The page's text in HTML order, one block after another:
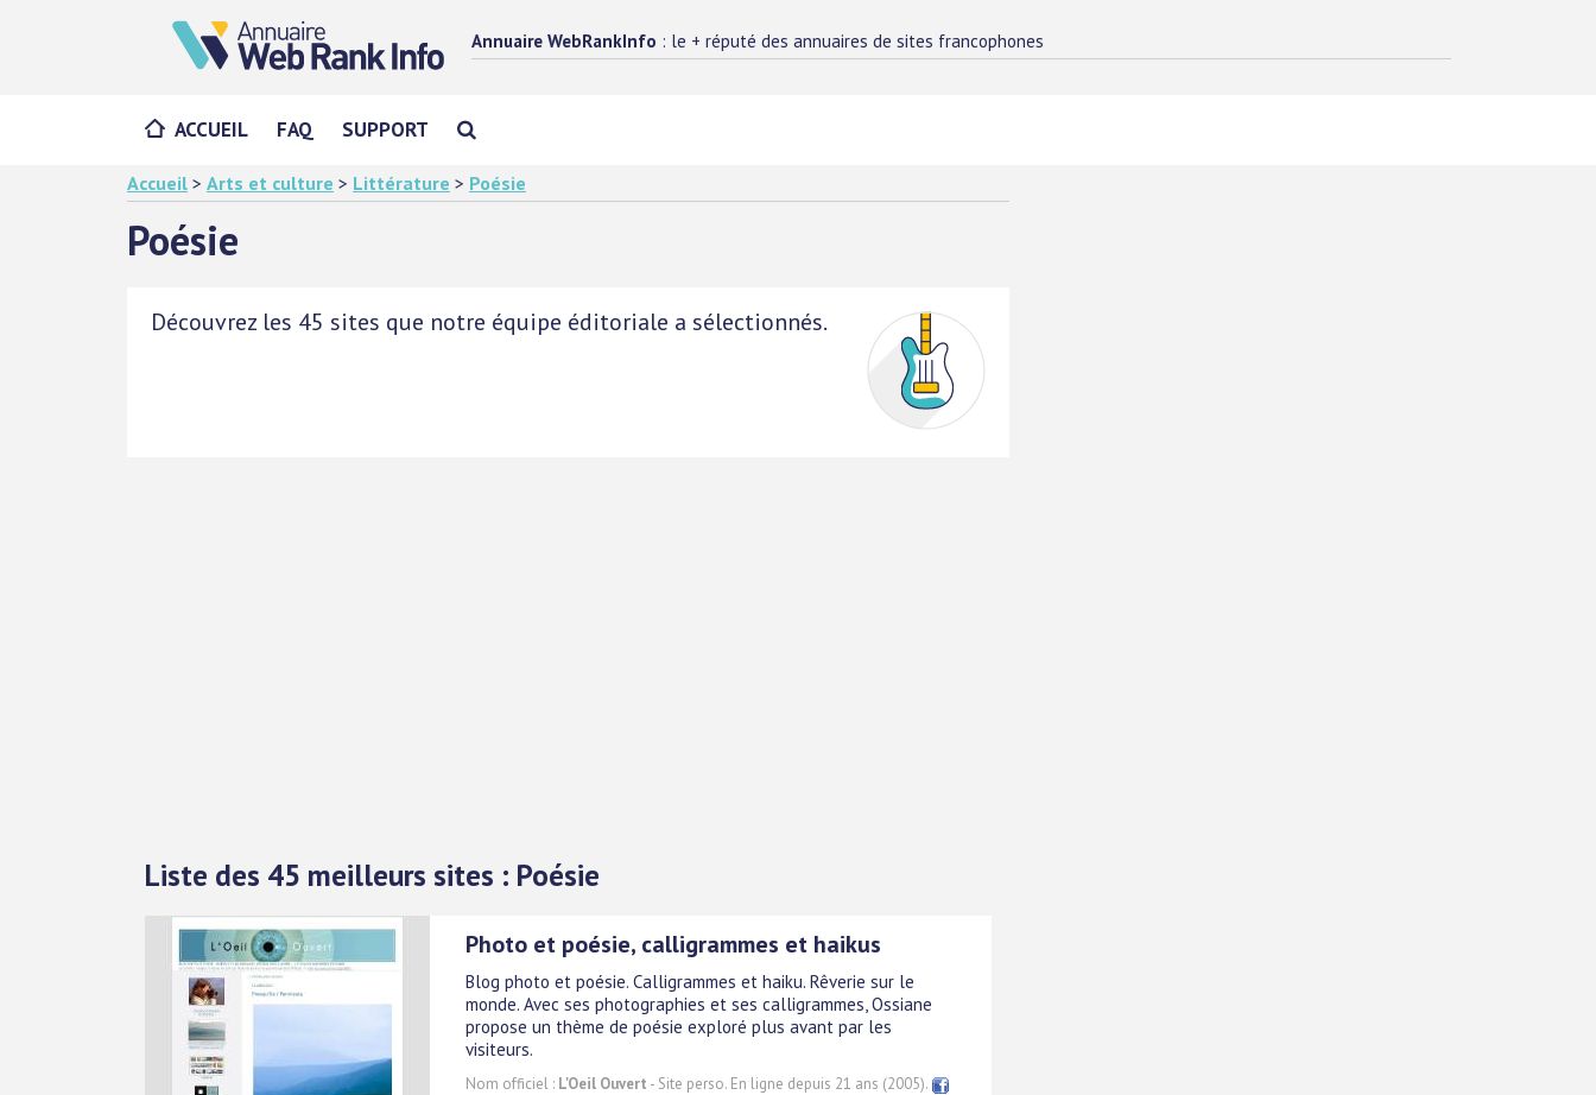
Annuaire WebRankInfo : le + réputé des annuaires de sites francophones
ACCUEIL FAQ SUPPORT
Accueil > Arts et culture > Littérature > Poésie
Poésie
Découvrez les 45 sites que notre équipe éditoriale a sélectionnés.
Liste des 45 meilleurs sites : Poésie
Photo et poésie, calligrammes et haikus
Blog photo et poésie. Calligrammes et haiku. Rêverie sur le
monde. Avec ses photographies et ses calligrammes, Ossiane
propose un thème de poésie exploré plus avant par les
visiteurs.
Nom officiel : L'Oeil Ouvert - Site perso. En ligne depuis 21 ans (2005).